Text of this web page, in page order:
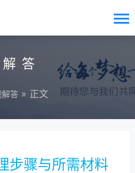
答
解答 » 正文
步骤与所需材料